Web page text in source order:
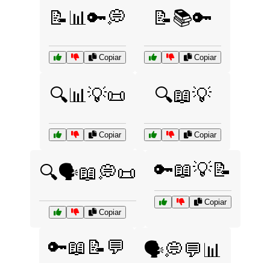
📝📊🔑💭
Copiar
📝📚🔑
Copiar
🔍📊💡📜
Copiar
🔍📖💡
Copiar
🔍🗣️📖💭📜
Copiar
🔑📖💡📝
Copiar
🔑📖📝💬 🗣️💭💬📊